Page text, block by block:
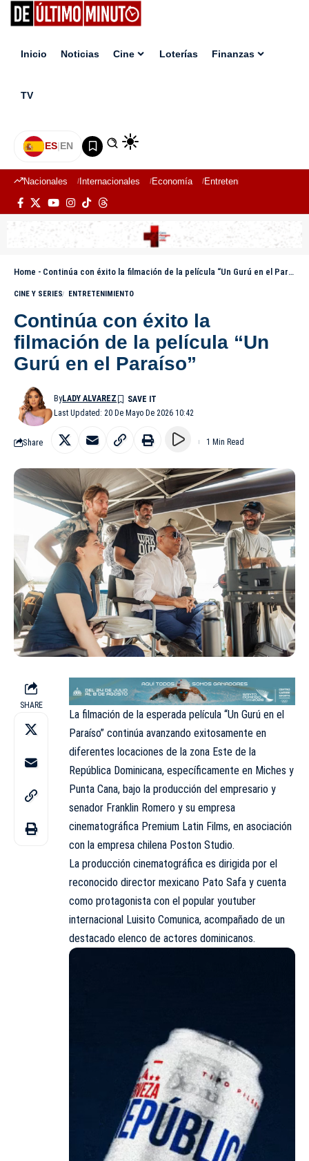
Inicio Noticias Cine Loterías Finanzas
TV
ES|EN
Nacionales Internacionales Economía Entretenimiento
Home - Continúa con éxito la filmación de la película “Un Gurú en el Paraíso”
CINE Y SERIES ENTRETENIMIENTO
Continúa con éxito la
filmación de la película “Un
Gurú en el Paraíso”
Last Updated: 20 De Mayo De 2026 10:42
ByLADY ALVAREZ
Share 1 Min Read
SHARE
La filmación de la esperada película “Un Gurú en el
Paraíso” continúa avanzando exitosamente en
diferentes locaciones de la zona Este de la
República Dominicana, específicamente en Miches y
Punta Cana, bajo la producción del empresario y
senador Franklin Romero y su empresa
cinematográfica Premium Latin Films, en asociación
con la empresa chilena Poston Studio.
La producción cinematográfica es dirigida por el
reconocido director mexicano Pato Safa y cuenta
como protagonista con el popular youtuber
internacional Luisito Comunica, acompañado de un
destacado elenco de actores dominicanos.